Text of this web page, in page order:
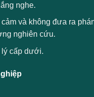
nghe.
và không đưa ra
nghiên cứu.
lý cấp dưới.